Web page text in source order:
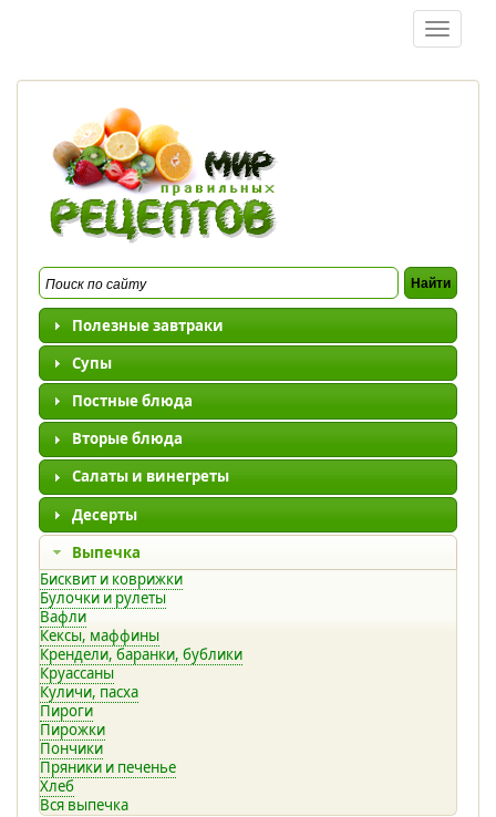
Toggle
Полезные завтраки
Супы
Постные блюда
Вторые блюда
Салаты и винегреты
Десерты
Выпечка
Бисквит и коврижки
Булочки и рулеты
Вафли
Кексы, маффины
Крендели, баранки, бублики
Круассаны
Куличи, пасха
Пироги
Пирожки
Пончики
Пряники и печенье
Хлеб
Вся выпечка